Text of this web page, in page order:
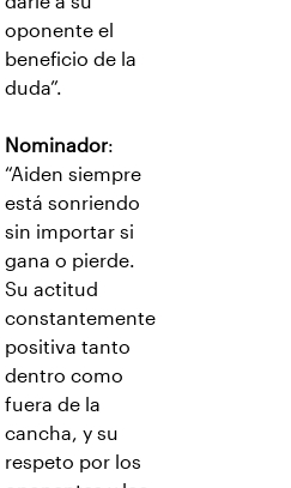
oponente el
beneficio de la
duda”.
Nominador:
“Aiden siempre
está sonriendo
sin importar si
gana o pierde.
Su actitud
constantemente
positiva tanto
dentro como
fuera de la
cancha, y su
respeto por los